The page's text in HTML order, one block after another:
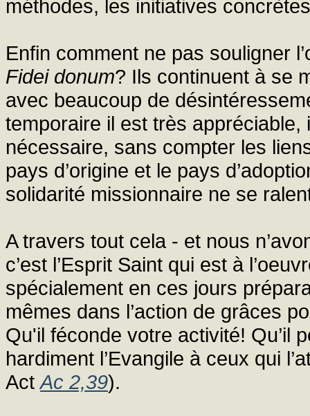
méthodes, les initiatives
Enfin comment ne pas souligner
Fidei donum? Ils continuent à se
avec beaucoup de
temporaire il est très appréciable,
nécessaire, sans compter les
pays d’origine et le pays
solidarité missionnaire ne se
A travers tout cela - et nous
c’est l’Esprit Saint qui est à
spécialement en ces jours
mêmes dans l’action de grâces
Qu'il féconde votre activité! Qu’il
hardiment l’Evangile à ceux qui
Act Ac 2,39).